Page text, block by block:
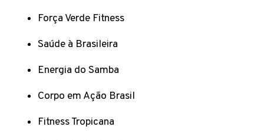
Força Verde Fitness
Saúde à Brasileira
Energia do Samba
Corpo em Ação Brasil
Fitness Tropicana